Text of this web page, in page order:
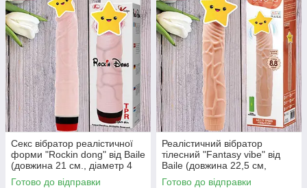
Секс вібратор реалістичної
форми "Rockin dong" від Baile
(довжина 21 см., діаметр 4
см.)
Готово до відправки
Реалістичний вібратор
тілесний "Fantasy vibe" від
Baile (довжина 22,5 см,
діаметр 4.5 см.)
Готово до відправки